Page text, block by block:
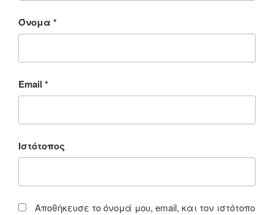
Όνομα *
Email *
Ιστότοπος
Αποθήκευσε το όνομά μου, email, και τον ιστότοπο